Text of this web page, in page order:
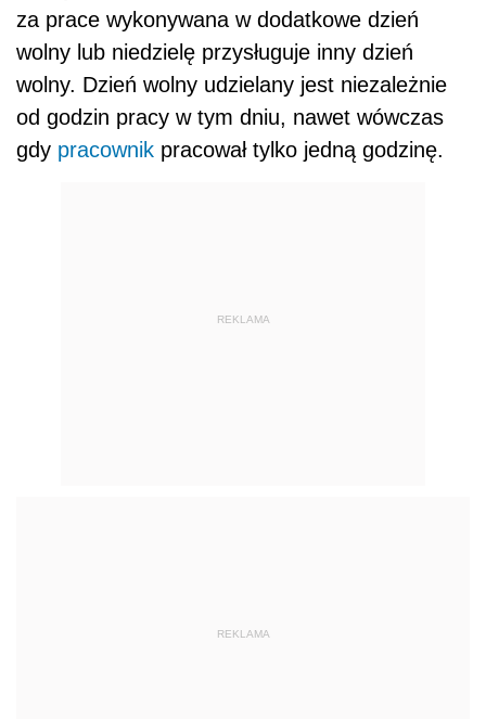
za prace wykonywana w dodatkowe dzień
wolny lub niedzielę przysługuje inny dzień
wolny. Dzień wolny udzielany jest niezależnie
od godzin pracy w tym dniu, nawet wówczas
gdy pracownik pracował tylko jedną godzinę.
REKLAMA
REKLAMA